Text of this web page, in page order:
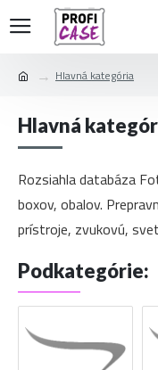
Hlavná kategória
Hlavná
Rozsiahla databáza
boxov, obalov.
prístroje, zvukovú,
Podkategórie: